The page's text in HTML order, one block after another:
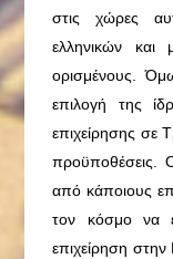
στις χώρες
ελληνικών
ορισμένους.
επιλογή της
επιχείρησης σε
προϋποθέσεις.
από κάποιους
τον κόσμο να
επιχείρηση